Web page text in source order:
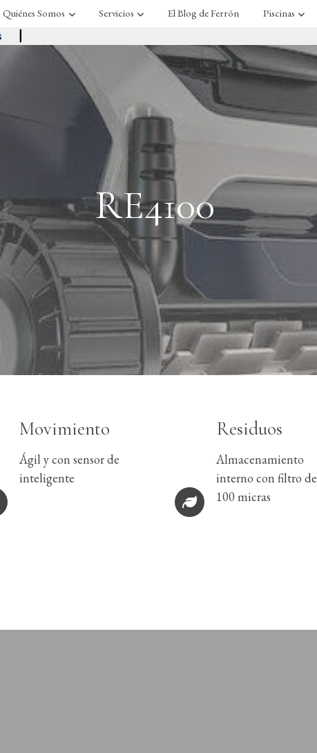
Quiénes Somos Servicios El Blog de Ferrón Piscinas
|
RE4100
Movimiento
Ágil y con sensor de
inteligente
Residuos
Almacenamiento
interno con filtro de
100 micras